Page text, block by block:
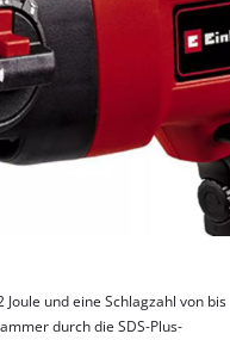
und eine Schlagzahl von bis
durch die SDS-Plus-